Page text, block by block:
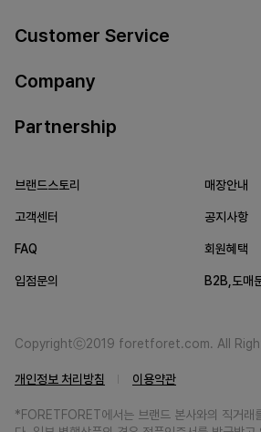
Customer Service
Company
Partnership
브랜드스토리 매장안내
고객센터 공지사항
FAQ 회원혜택
입점문의 B2B,도매
Copyrightⓒ2019 foretforet.com. All
개인정보 처리방침 이용약관
*FORETFORET에서는 브랜드 본사와의 직거래